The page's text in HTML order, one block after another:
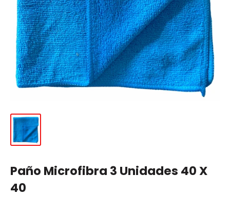
Paño Microfibra 3 Unidades 40 X
40